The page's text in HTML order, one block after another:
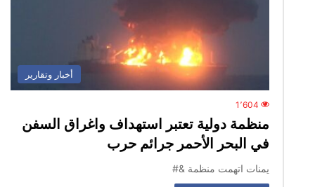
أخبار وتقارير
1٬604
منظمة دولية تعتبر استهداف واغراق السفن
في البحر الأحمر جرائم حرب
يمنات اتهمت منظمة &#